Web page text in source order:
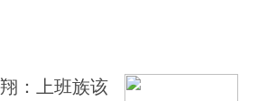
：上班族该